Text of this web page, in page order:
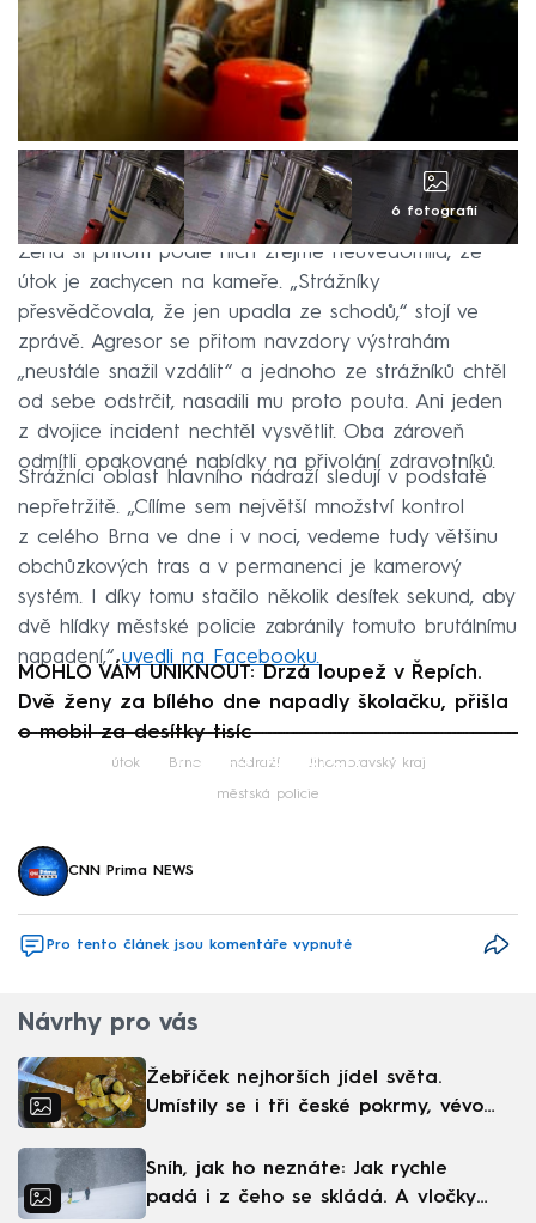
6 fotografií
Žena si přitom podle nich zřejmě neuvědomila, že
útok je zachycen na kameře. „Strážníky
přesvědčovala, že jen upadla ze schodů,“ stojí ve
zprávě. Agresor se přitom navzdory výstrahám
„neustále snažil vzdálit“ a jednoho ze strážníků chtěl
od sebe odstrčit, nasadili mu proto pouta. Ani jeden
z dvojice incident nechtěl vysvětlit. Oba zároveň
odmítli opakované nabídky na přivolání zdravotníků.
Strážníci oblast hlavního nádraží sledují v podstatě
nepřetržitě. „Cílíme sem největší množství kontrol
z celého Brna ve dne i v noci, vedeme tudy většinu
obchůzkových tras a v permanenci je kamerový
systém. I díky tomu stačilo několik desítek sekund, aby
dvě hlídky městské policie zabránily tomuto brutálnímu
napadení,“uvedli na Facebooku.
MOHLO VÁM UNIKNOUT: Drzá loupež v Řepích.
Dvě ženy za bílého dne napadly školačku, přišla
o mobil za desítky tisíc
Failed to fetch
útok Brno nádraží Jihomoravský kraj
městská policie
CNN Prima NEWS
Pro tento článek jsou komentáře vypnuté
Návrhy pro vás
Žebříček nejhorších jídel světa.
Umístily se i tři české pokrmy, vévodí
Sníh, jak ho neznáte: Jak rychle
padá i z čeho se skládá. A vločky